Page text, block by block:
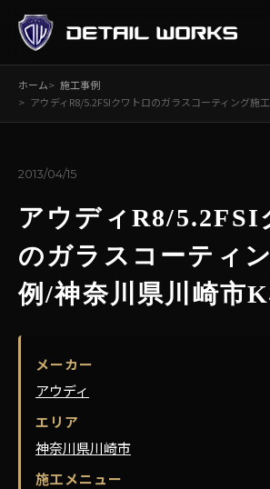
ホーム
施工事例
アウディR8/5.2FSIクワトロのガラスコーティング施
2013/04/15
アウディR8/5.2FSI
のガラスコーティ
例/神奈川県川崎市
メーカー
アウディ
エリア
神奈川県川崎市
施工メニュー